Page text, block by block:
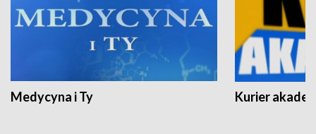
Medycyna i Ty Kurier